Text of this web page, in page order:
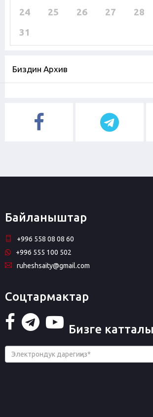
24
25 26 27 28
31
Биздин Архив
Байланыштар
+996 558 08 08 60
+996 555 100 502
ruheshsaity@gmail.com
Соцтармактар
Бизге